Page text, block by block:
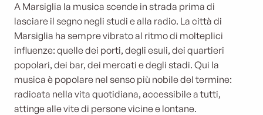
A Marsiglia la musica scende in strada prima di
lasciare il segno negli studi e alla radio. La città di
Marsiglia ha sempre vibrato al ritmo di molteplici
influenze: quelle dei porti, degli esuli, dei quartieri
popolari, dei bar, dei mercati e degli stadi. Qui la
musica è popolare nel senso più nobile del termine:
radicata nella vita quotidiana, accessibile a tutti,
attinge alle vite di persone vicine e lontane.